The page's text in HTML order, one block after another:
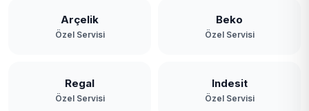
Arçelik
Özel Servisi
Beko
Özel Servisi
Regal
Özel Servisi
Indesit
Özel Servisi